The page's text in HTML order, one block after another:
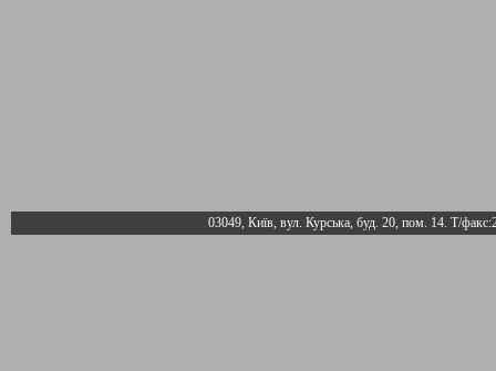
03049, Київ, вул. Курська, буд. 20, пом. 14. Т/